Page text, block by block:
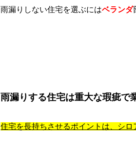
雨漏りしない住宅を選ぶにはベランダ
雨漏りする住宅は重大な瑕疵で
住宅を長持ちさせるポイントは、シロ